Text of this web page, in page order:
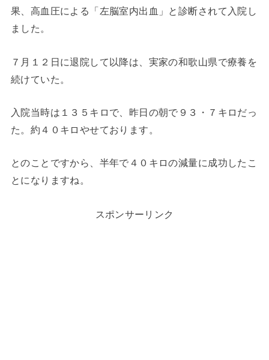
果、高血圧による「左脳室内出血」と診断されて入院し
ました。
７月１２日に退院して以降は、実家の和歌山県で療養を
続けていた。
入院当時は１３５キロで、昨日の朝で９３・７キロだっ
た。約４０キロやせております。
とのことですから、半年で４０キロの減量に成功したこ
とになりますね。
スポンサーリンク